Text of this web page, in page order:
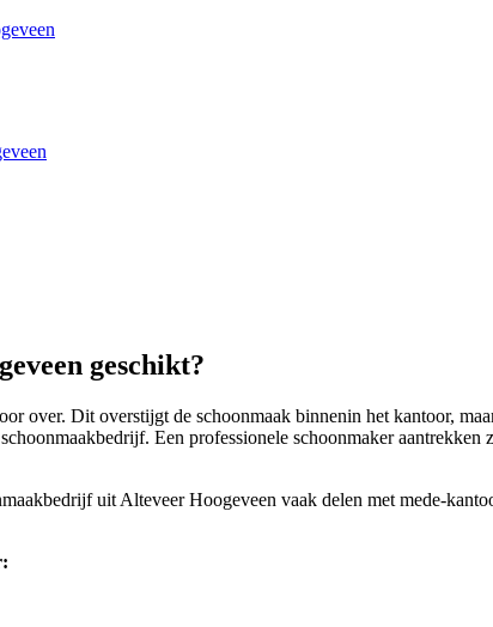
geschikt?
over. Dit overstijgt de schoonmaak binnenin het kantoor,
Een professionele schoonmaker
uit Alteveer Hoogeveen vaak delen met mede-